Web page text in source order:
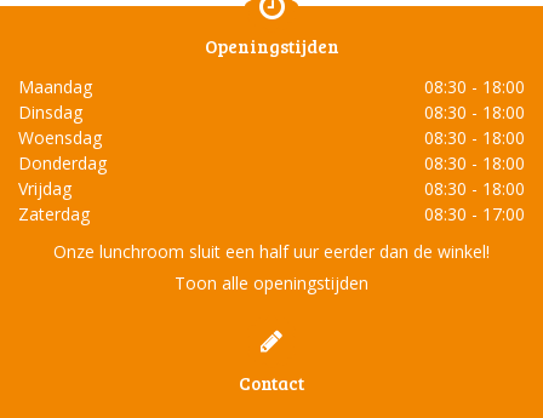
Openingstijden
Maandag
08:30 - 18:00
Dinsdag
08:30 - 18:00
Woensdag
08:30 - 18:00
Donderdag
08:30 - 18:00
Vrijdag
08:30 - 18:00
Zaterdag
08:30 - 17:00
Onze lunchroom sluit een half uur eerder dan de winkel!
Toon alle openingstijden
Contact